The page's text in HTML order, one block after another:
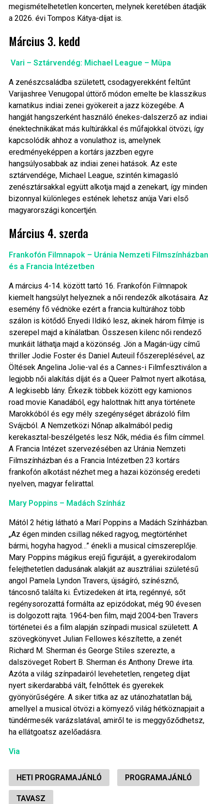
megismételhetetlen koncerten, melynek keretében átadják
a 2026. évi Tompos Kátya-díjat is.
Március 3. kedd
Vari – Sztárvendég: Michael League – Müpa
A zenészcsaládba született, csodagyerekként feltűnt
Varijashree Venugopal úttörő módon emelte be klasszikus
karnatikus indiai zenei gyökereit a jazz közegébe. A
hangját hangszerként használó énekes-dalszerző az indiai
énektechnikákat más kultúrákkal és műfajokkal ötvözi, így
kapcsolódik ahhoz a vonulathoz is, amelynek
eredményeképpen a kortárs jazzben egyre
hangsúlyosabbak az indiai zenei hatások. Az este
sztárvendége, Michael League, szintén kimagasló
zenésztársakkal együtt alkotja majd a zenekart, így minden
bizonnyal különleges estének lehetsz anúja Vari első
magyarországi koncertjén.
Március 4. szerda
Frankofón Filmnapok – Uránia Nemzeti Filmszínházban
és a Francia Intézetben
A március 4-14. között tartó 16. Frankofón Filmnapok
kiemelt hangsúlyt helyeznek a női rendezők alkotásaira. Az
esemény fő védnöke ezért a francia kultúrához több
szálon is kötődő Enyedi Ildikó lesz, akinek három filmje is
szerepel majd a kínálatban. Összesen kilenc női rendező
munkáit láthatja majd a közönség. Jön a Magán-ügy című
thriller Jodie Foster és Daniel Auteuil főszereplésével, az
Öltések Angelina Jolie-val és a Cannes-i Filmfesztiválon a
legjobb női alakítás díját és a Queer Palmot nyert alkotása,
A legkisebb lány. Érkezik többek között egy kamionos
road movie Kanadából, egy halottnak hitt anya története
Marokkóból és egy mély szegénységet ábrázoló film
Svájcból. A Nemzetközi Nőnap alkalmából pedig
kerekasztal-beszélgetés lesz Nők, média és film címmel.
A Francia Intézet szervezésében az Uránia Nemzeti
Filmszínházban és a Francia Intézetben 23 kortárs
frankofón alkotást nézhet meg a hazai közönség eredeti
nyelven, magyar felirattal.
Mary Poppins – Madách Színház
Mától 2 hétig látható a Marí Poppins a Madách Színházban.
„Az égen minden csillag néked ragyog, megtörténhet
bármi, hogyha hagyod…” énekli a musical címszereplője.
Mary Poppins mágikus erejű figuráját, a gyerekirodalom
felejthetetlen dadusának alakját az ausztráliai születésű
angol Pamela Lyndon Travers, újságíró, színésznő,
táncosnő találta ki. Évtizedeken át írta, regénnyé, sőt
regénysorozattá formálta az epizódokat, még 90 évesen
is dolgozott rajta. 1964-ben film, majd 2004-ben Travers
történetei és a film alapján színpadi musical született. A
szövegkönyvet Julian Fellowes készítette, a zenét
Richard M. Sherman és George Stiles szerezte, a
dalszöveget Robert B. Sherman és Anthony Drewe írta.
Azóta a világ színpadairól levehetetlen, rengeteg díjat
nyert sikerdarabbá vált, felnőttek és gyerekek
gyönyörűségére. A siker titka az az utánozhatatlan báj,
amellyel a musical ötvözi a környező világ hétköznapjait a
tündérmesék varázslatával, amiről te is meggyőződhetsz,
ha ellátgoatsz azelőadásra.
Via
HETI PROGRAMAJÁNLÓ PROGRAMAJÁNLÓ
TAVASZ